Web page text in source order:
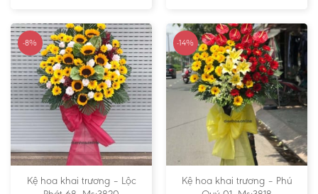
-8%
Kệ hoa khai trương – Lộc
-14%
Kệ hoa khai trương – Phú